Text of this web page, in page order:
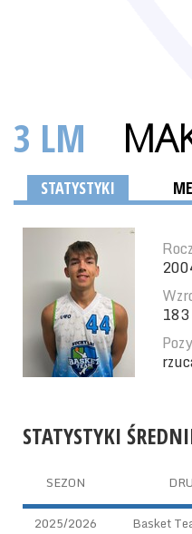
3 LM
STATYSTYKI
STATYSTYKI
SEZON
2025/2026 Basket